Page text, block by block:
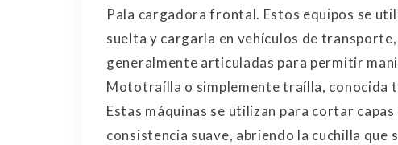
Pala cargadora frontal. Estos equipos se
suelta y cargarla en vehículos de
generalmente articuladas para permitir
Mototraílla o simplemente traílla, conocida
Estas máquinas se utilizan para cortar
consistencia suave, abriendo la cuchilla